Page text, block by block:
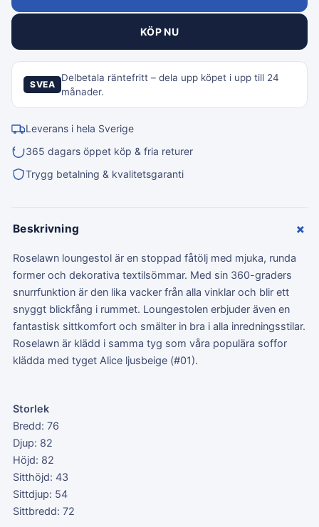
KÖP NU
SVEA
Delbetala räntefritt – dela upp köpet i upp till 24
månader.
Leverans i hela Sverige
365 dagars öppet köp & fria returer
Trygg betalning & kvalitetsgaranti
Beskrivning +
Roselawn loungestol är en stoppad fåtölj med mjuka, runda
former och dekorativa textilsömmar. Med sin 360-graders
snurrfunktion är den lika vacker från alla vinklar och blir ett
snyggt blickfång i rummet. Loungestolen erbjuder även en
fantastisk sittkomfort och smälter in bra i alla inredningsstilar.
Roselawn är klädd i samma tyg som våra populära soffor
klädda med tyget Alice ljusbeige (#01).
Storlek
Bredd: 76
Djup: 82
Höjd: 82
Sitthöjd: 43
Sittdjup: 54
Sittbredd: 72